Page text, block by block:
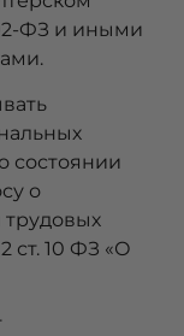
ФЗ и иными
состоянии
о
ст. 10 ФЗ «О